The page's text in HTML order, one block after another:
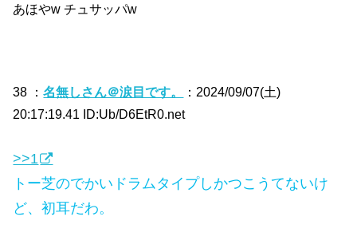
あほやw チュサッパw
38 ：名無しさん＠涙目です。
：2024/09/07(土)
20:17:19.41 ID:Ub/D6EtR0.net
>>1
トー芝のでかいドラムタイプしかつこうてないけ
ど、初耳だわ。